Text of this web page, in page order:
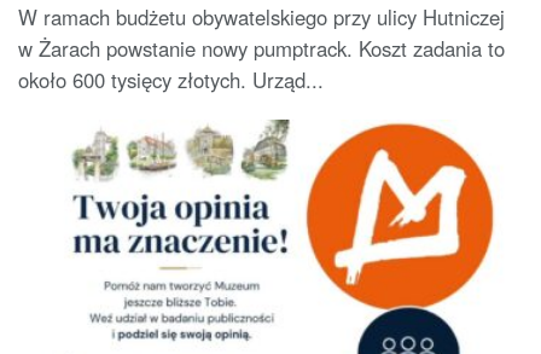
W ramach budżetu obywatelskiego przy ulicy Hutniczej
w Żarach powstanie nowy pumptrack. Koszt zadania to
około 600 tysięcy złotych. Urząd...